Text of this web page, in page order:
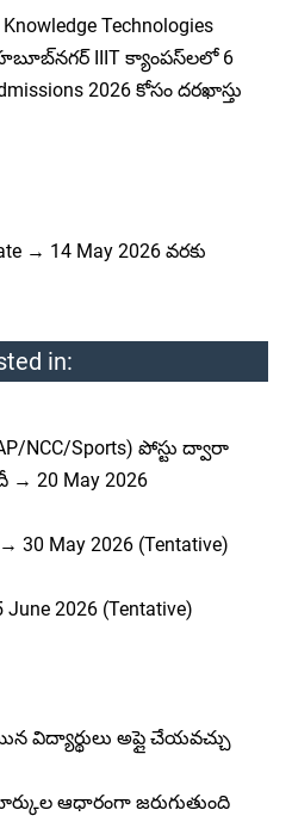
Technologies
IIIT క్యాంపస్‌లలో 6
2026 కోసం దరఖాస్తు
→ 14 May 2026 వరకు
in:
NCC/Sports) పోస్టు ద్వారా
→ 20 May 2026
30 May 2026 (Tentative)
2026 (Tentative)
విద్యార్థులు అప్లై చేయవచ్చు
ఆధారంగా జరుగుతుంది